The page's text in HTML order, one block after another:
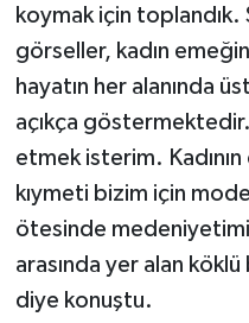
koymak için
görseller, kadın
hayatın her alanında
açıkça
etmek isterim.
kıymeti bizim için
ötesinde
arasında yer alan
diye konuştu.